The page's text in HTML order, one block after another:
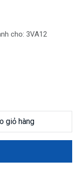
cho: 3VA12
giỏ hàng